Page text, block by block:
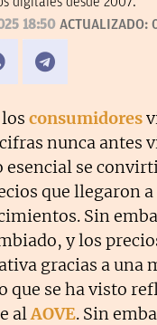
18:50 ACTUALIZADO:
consumidores
nunca antes
esencial se
que llegaron
Sin
y los
gracias a una
que se ha visto
alAOVE. Sin